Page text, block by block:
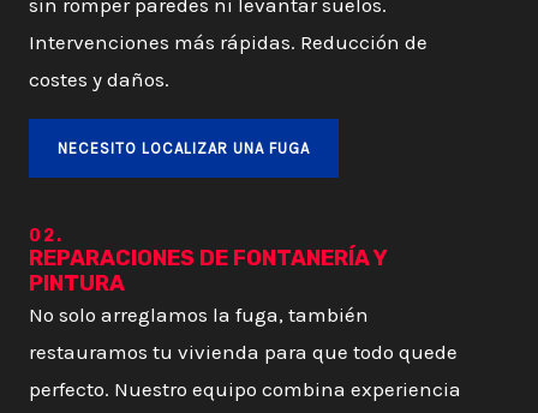
sin romper paredes ni levantar suelos.
Intervenciones más rápidas. Reducción de
costes y daños.
NECESITO LOCALIZAR UNA FUGA
02.
REPARACIONES DE FONTANERÍA Y
PINTURA
No solo arreglamos la fuga, también
restauramos tu vivienda para que todo quede
perfecto. Nuestro equipo combina experiencia